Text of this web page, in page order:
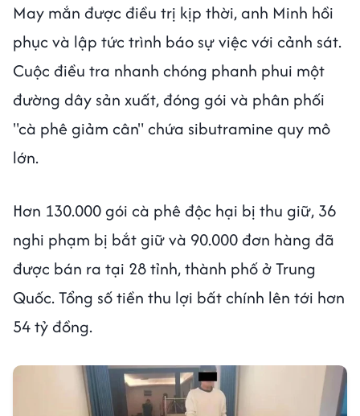
May mắn được điều trị kịp thời, anh Minh hồi
phục và lập tức trình báo sự việc với cảnh sát.
Cuộc điều tra nhanh chóng phanh phui một
đường dây sản xuất, đóng gói và phân phối
"cà phê giảm cân" chứa sibutramine quy mô
lớn.
Hơn 130.000 gói cà phê độc hại bị thu giữ, 36
nghi phạm bị bắt giữ và 90.000 đơn hàng đã
được bán ra tại 28 tỉnh, thành phố ở Trung
Quốc. Tổng số tiền thu lợi bất chính lên tới hơn
54 tỷ đồng.